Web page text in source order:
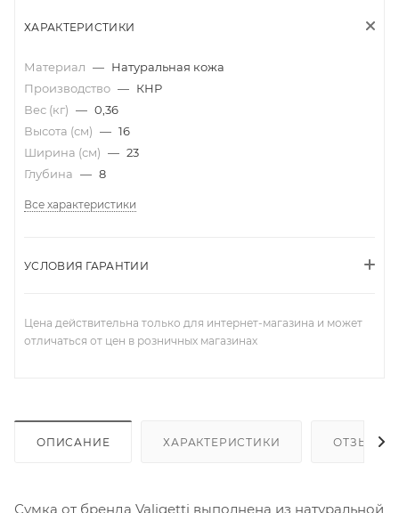
ХАРАКТЕРИСТИКИ
Материал — Натуральная кожа
Производство — КНР
Вес (кг) — 0,36
Высота (см) — 16
Ширина (см) — 23
Глубина — 8
Все характеристики
УСЛОВИЯ ГАРАНТИИ
Цена действительна только для интернет-магазина и может
отличаться от цен в розничных магазинах
ОПИСАНИЕ ХАРАКТЕРИСТИКИ ОТЗЫВЫ
Сумка от бренда Valigetti выполнена из натуральной